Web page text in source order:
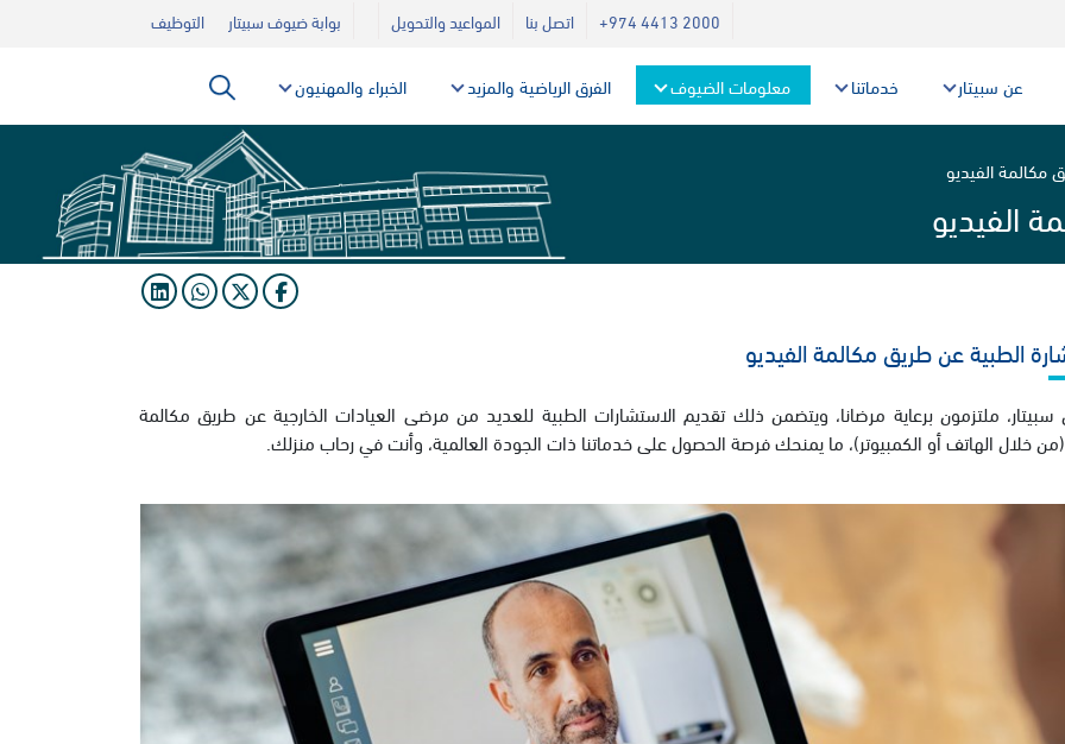
+974 4413 2000 اتصل بنا المواعيد والتحويل بوابة ضيوف سبيتار التوظيف
عن سبيتار خدماتنا معلومات الضيوف الفرق الرياضية والمزيد الخبراء والمهنيون
مكالمة الفيديو
الفيديو
الطبية عن طريق مكالمة الفيديو
ملتزمون برعاية مرضانا، ويتضمن ذلك تقديم الاستشارات الطبية للعديد من مرضى العيادات الخارجية عن طريق مكالمة
(من خلال الهاتف أو الكمبيوتر)، ما يمنحك فرصة الحصول على خدماتنا ذات الجودة العالمية، وأنت في رحاب منزلك.